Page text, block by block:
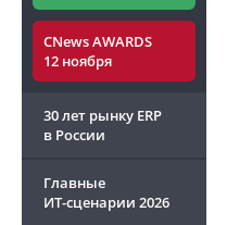
CNews AWARDS
12 ноября
30 лет рынку ERP
в России
Главные
ИТ-сценарии 2026